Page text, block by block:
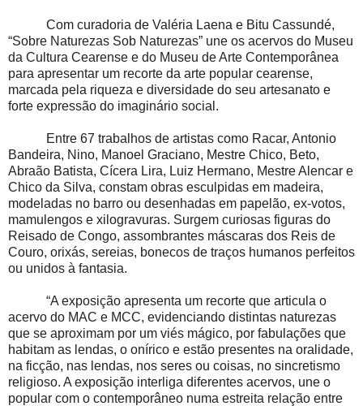
Com curadoria de Valéria Laena e Bitu Cassundé,
“Sobre Naturezas Sob Naturezas” une os acervos do Museu
da Cultura Cearense e do Museu de Arte Contemporânea
para apresentar um recorte da arte popular cearense,
marcada pela riqueza e diversidade do seu artesanato e
forte expressão do imaginário social.
Entre 67 trabalhos de artistas como Racar, Antonio
Bandeira, Nino, Manoel Graciano, Mestre Chico, Beto,
Abraão Batista, Cícera Lira, Luiz Hermano, Mestre Alencar e
Chico da Silva, constam obras esculpidas em madeira,
modeladas no barro ou desenhadas em papelão, ex-votos,
mamulengos e xilogravuras. Surgem curiosas figuras do
Reisado de Congo, assombrantes máscaras dos Reis de
Couro, orixás, sereias, bonecos de traços humanos perfeitos
ou unidos à fantasia.
“A exposição apresenta um recorte que articula o
acervo do MAC e MCC, evidenciando distintas naturezas
que se aproximam por um viés mágico, por fabulações que
habitam as lendas, o onírico e estão presentes na oralidade,
na ficção, nas lendas, nos seres ou coisas, no sincretismo
religioso. A exposição interliga diferentes acervos, une o
popular com o contemporâneo numa estreita relação entre